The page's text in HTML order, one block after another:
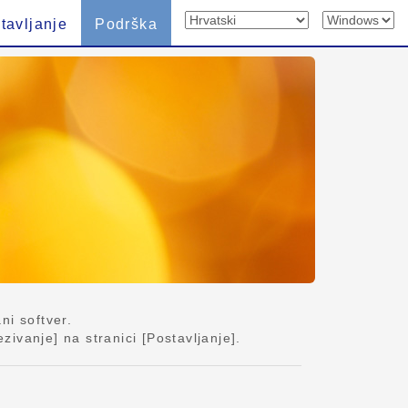
Podrška
softver.
na stranici [Postavljanje].